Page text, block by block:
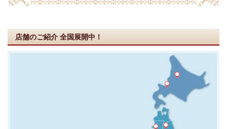
店舗のご紹介 全国展開中！